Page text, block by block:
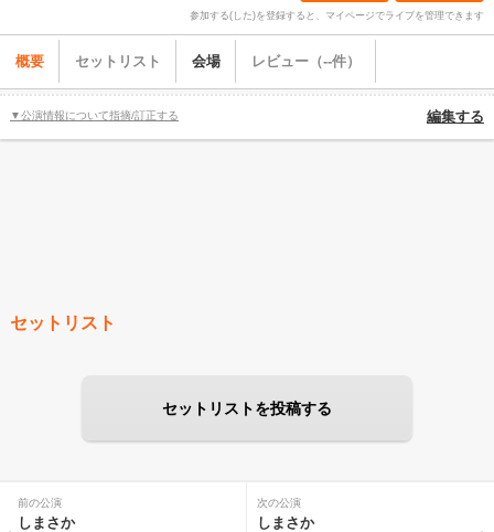
参加する(した)を登録すると、マイページでライブを管理できます
概要 セットリスト 会場 レビュー（--件）
▼公演情報について指摘/訂正する 編集する
セットリスト
セットリストを投稿する
前の公演
しまさか
次の公演
しまさか